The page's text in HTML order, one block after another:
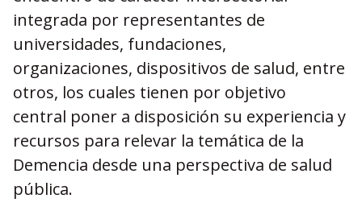
integrada por representantes de
universidades, fundaciones,
organizaciones, dispositivos de salud, entre
otros, los cuales tienen por objetivo
central poner a disposición su experiencia y
recursos para relevar la temática de la
Demencia desde una perspectiva de salud
pública.